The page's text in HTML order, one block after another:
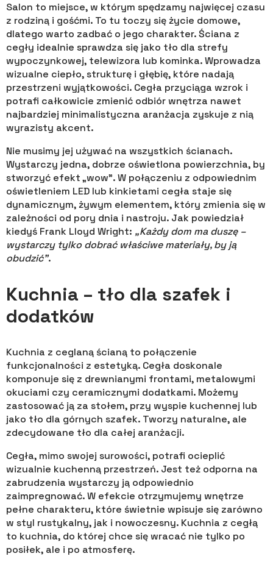
Salon to miejsce, w którym spędzamy najwięcej czasu
z rodziną i gośćmi. To tu toczy się życie domowe,
dlatego warto zadbać o jego charakter. Ściana z
cegły idealnie sprawdza się jako tło dla strefy
wypoczynkowej, telewizora lub kominka. Wprowadza
wizualne ciepło, strukturę i głębię, które nadają
przestrzeni wyjątkowości. Cegła przyciąga wzrok i
potrafi całkowicie zmienić odbiór wnętrza nawet
najbardziej minimalistyczna aranżacja zyskuje z nią
wyrazisty akcent.
Nie musimy jej używać na wszystkich ścianach.
Wystarczy jedna, dobrze oświetlona powierzchnia, by
stworzyć efekt „wow”. W połączeniu z odpowiednim
oświetleniem LED lub kinkietami cegła staje się
dynamicznym, żywym elementem, który zmienia się w
zależności od pory dnia i nastroju. Jak powiedział
kiedyś Frank Lloyd Wright: „Każdy dom ma duszę –
wystarczy tylko dobrać właściwe materiały, by ją
obudzić”.
Kuchnia – tło dla szafek i
dodatków
Kuchnia z ceglaną ścianą to połączenie
funkcjonalności z estetyką. Cegła doskonale
komponuje się z drewnianymi frontami, metalowymi
okuciami czy ceramicznymi dodatkami. Możemy
zastosować ją za stołem, przy wyspie kuchennej lub
jako tło dla górnych szafek. Tworzy naturalne, ale
zdecydowane tło dla całej aranżacji.
Cegła, mimo swojej surowości, potrafi ocieplić
wizualnie kuchenną przestrzeń. Jest też odporna na
zabrudzenia wystarczy ją odpowiednio
zaimpregnować. W efekcie otrzymujemy wnętrze
pełne charakteru, które świetnie wpisuje się zarówno
w styl rustykalny, jak i nowoczesny. Kuchnia z cegłą
to kuchnia, do której chce się wracać nie tylko po
posiłek, ale i po atmosferę.